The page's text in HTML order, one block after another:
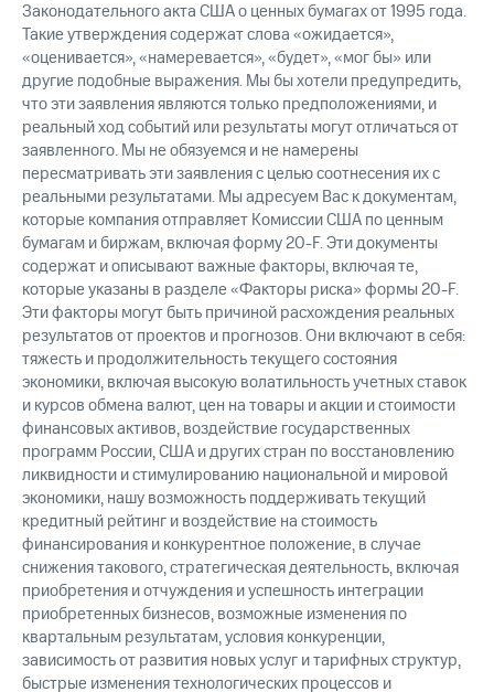
Законодательного акта США о ценных бумагах от 1995 года.
Такие утверждения содержат слова «ожидается»,
«оценивается», «намеревается», «будет», «мог бы» или
другие подобные выражения. Мы бы хотели предупредить,
что эти заявления являются только предположениями, и
реальный ход событий или результаты могут отличаться от
заявленного. Мы не обязуемся и не намерены
пересматривать эти заявления с целью соотнесения их с
реальными результатами. Мы адресуем Вас к документам,
которые компания отправляет Комиссии США по ценным
бумагам и биржам, включая форму 20-F. Эти документы
содержат и описывают важные факторы, включая те,
которые указаны в разделе «Факторы риска» формы 20-F.
Эти факторы могут быть причиной расхождения реальных
результатов от проектов и прогнозов. Они включают в себя:
тяжесть и продолжительность текущего состояния
экономики, включая высокую волатильность учетных ставок
и курсов обмена валют, цен на товары и акции и стоимости
финансовых активов, воздействие государственных
программ России, США и других стран по восстановлению
ликвидности и стимулированию национальной и мировой
экономики, нашу возможность поддерживать текущий
кредитный рейтинг и воздействие на стоимость
финансирования и конкурентное положение, в случае
снижения такового, стратегическая деятельность, включая
приобретения и отчуждения и успешность интеграции
приобретенных бизнесов, возможные изменения по
квартальным результатам, условия конкуренции,
зависимость от развития новых услуг и тарифных структур,
быстрые изменения технологических процессов и